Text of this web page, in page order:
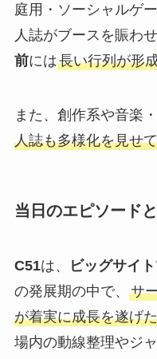
庭用・ソーシャルゲ
人誌がブースを賑わせ
前には長い行列が形
また、創作系や音楽
人誌も多様化を見せ
当日のエピソード
C51は、 ビッグサイト
の発展期の中で、 サ
が着実に成長を遂げ
場内の動線整理やジ